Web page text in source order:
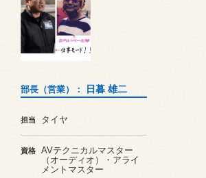
部長（営業）： 日暮 雄二
担当 タイヤ
資格
AVテクニカルマスター
（オーディオ）・アライ
メントマスター